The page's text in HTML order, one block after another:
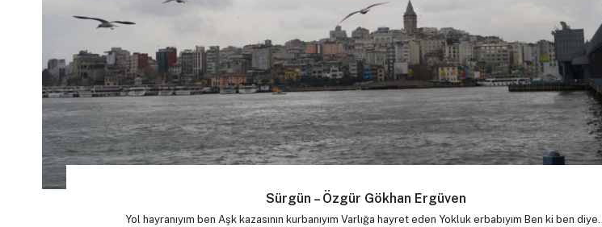
Sürgün – Özgür Gökhan Ergüven
Yol hayranıyım ben Aşk kazasının kurbanıyım Varlığa hayret eden Yokluk erbabıyım Ben ki ben diye…